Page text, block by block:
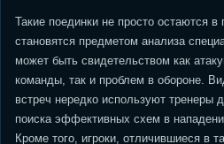
Такие поединки не просто остаются
становятся предметом анализа
может быть свидетельством как
команды, так и проблем в обороне.
встреч нередко используют тренеры
поиска эффективных схем в
Кроме того, игроки, отличившиеся в